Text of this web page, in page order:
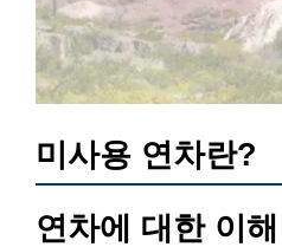
미사용 연차란?
연차에 대한 이해